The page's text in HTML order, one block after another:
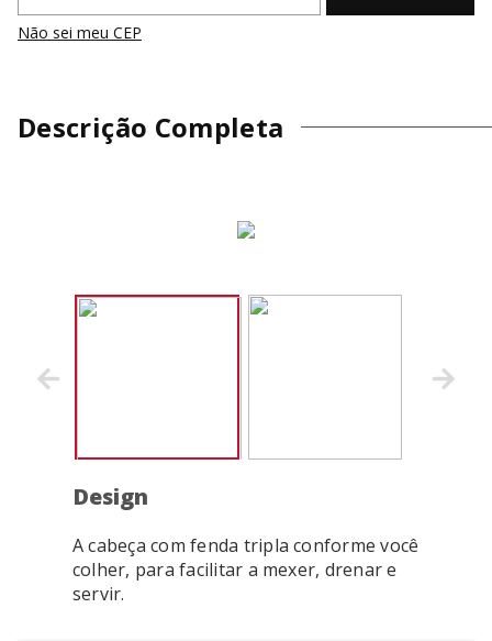
Não sei meu CEP
Descrição Completa
Design
A cabeça com fenda tripla conforme você
colher, para facilitar a mexer, drenar e
servir.